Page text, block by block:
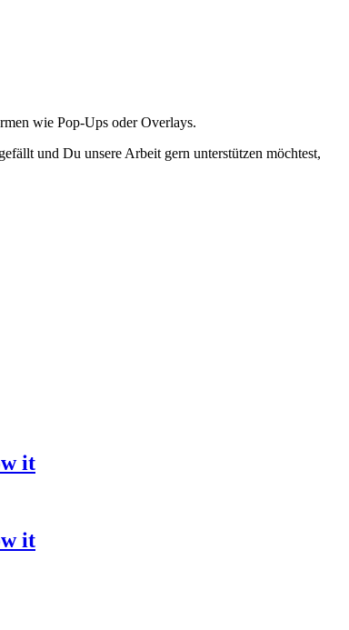
wie Pop-Ups oder Overlays.
und Du unsere Arbeit gern unterstützen möchtest,
it
it